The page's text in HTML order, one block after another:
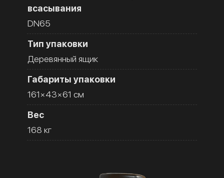
всасывания
DN65
Тип упаковки
Деревянный ящик
Габариты упаковки
161×43×61 см
Вес
168 кг